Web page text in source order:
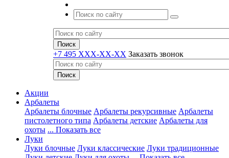
+7 495 XXX-XX-XX Заказать звонок
Акции
Арбалеты
Арбалеты блочные Арбалеты рекурсивные Арбалеты
пистолетного типа Арбалеты детские Арбалеты для
охоты ... Показать все
Луки
Луки блочные Луки классические Луки традиционные